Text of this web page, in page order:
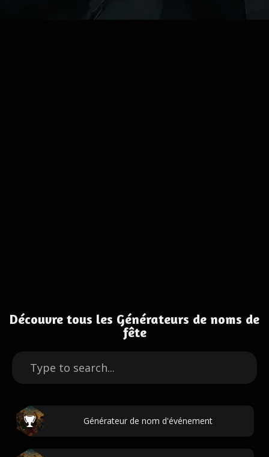
Découvre tous les Générateurs de noms de
fête
Générateur de nom d'événement